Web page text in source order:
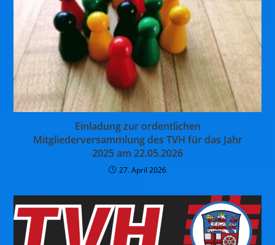
Einladung zur ordentlichen
Mitgliederversammlung des TVH für das Jahr
2025 am 22.05.2026
27. April 2026